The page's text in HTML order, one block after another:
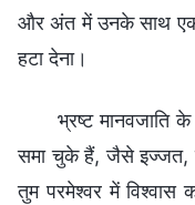
और अंत में उनके साथ एक
हटा देना।
भ्रष्ट मानवजाति
समा चुके हैं, जैसे इज्जत,
तुम परमेश्वर में विश्वास